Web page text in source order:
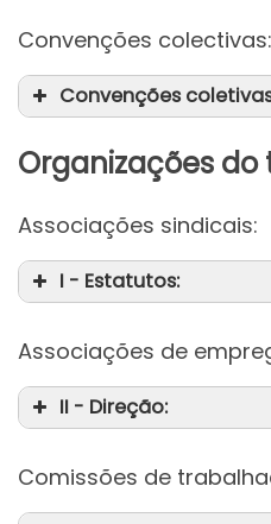
Convenções colectivas:
Convenções
Organizações do
Associações sindicais:
I - Estatutos:
Associações de
II - Direção:
Comissões de